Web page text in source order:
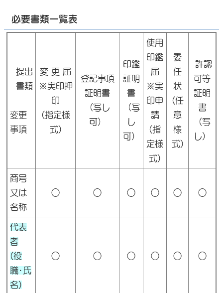
必要書類一覧表
提出
書類
変更
事項
変 更 届
※実印押
印
(指定様
式)
登記事項
証明書
（写し
可）
印鑑
証明
書
（写
し
可）
使用
印鑑
届
※実
印申
請
(指
定様
式)
委
任
状
(任
意
様
式)
許認
可等
証明
書
（写
し）
商号
又は
名称
○ ○ ○ ○ ○ ○
代表
者
(役
職･氏
名)
○ ○ ○ ○ ○ ○